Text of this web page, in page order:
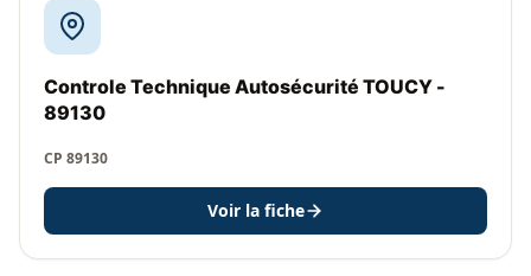
Controle Technique Autosécurité TOUCY -
89130
CP 89130
Voir la fiche